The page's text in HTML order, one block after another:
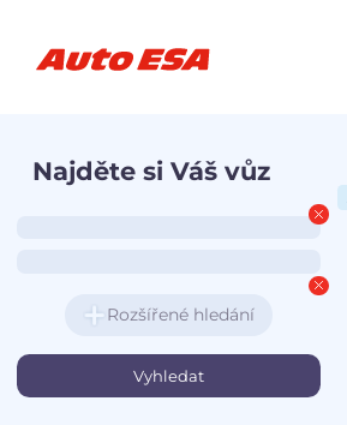
Najděte si Váš vůz
Rozšířené hledání